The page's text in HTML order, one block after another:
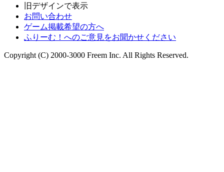
旧デザインで表示
お問い合わせ
ゲーム掲載希望の方へ
ふりーむ！へのご意見をお聞かせください
Copyright (C) 2000-3000 Freem Inc. All Rights Reserved.